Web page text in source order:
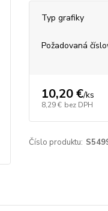
Typ grafiky
Požadovaná
10,20 €/ks
8,29 € bez DPH
Číslo produktu: